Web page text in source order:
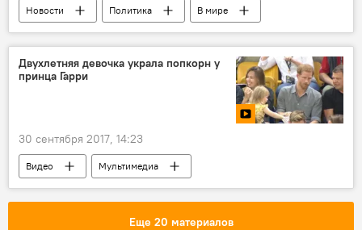
Новости Политика
В мире
Общество
Европа
расширение
Двухлетняя девочка украла попкорн у
принца Гарри
30 сентября 2017, 14:23
Видео Мультимедиа
Еще 20 материалов